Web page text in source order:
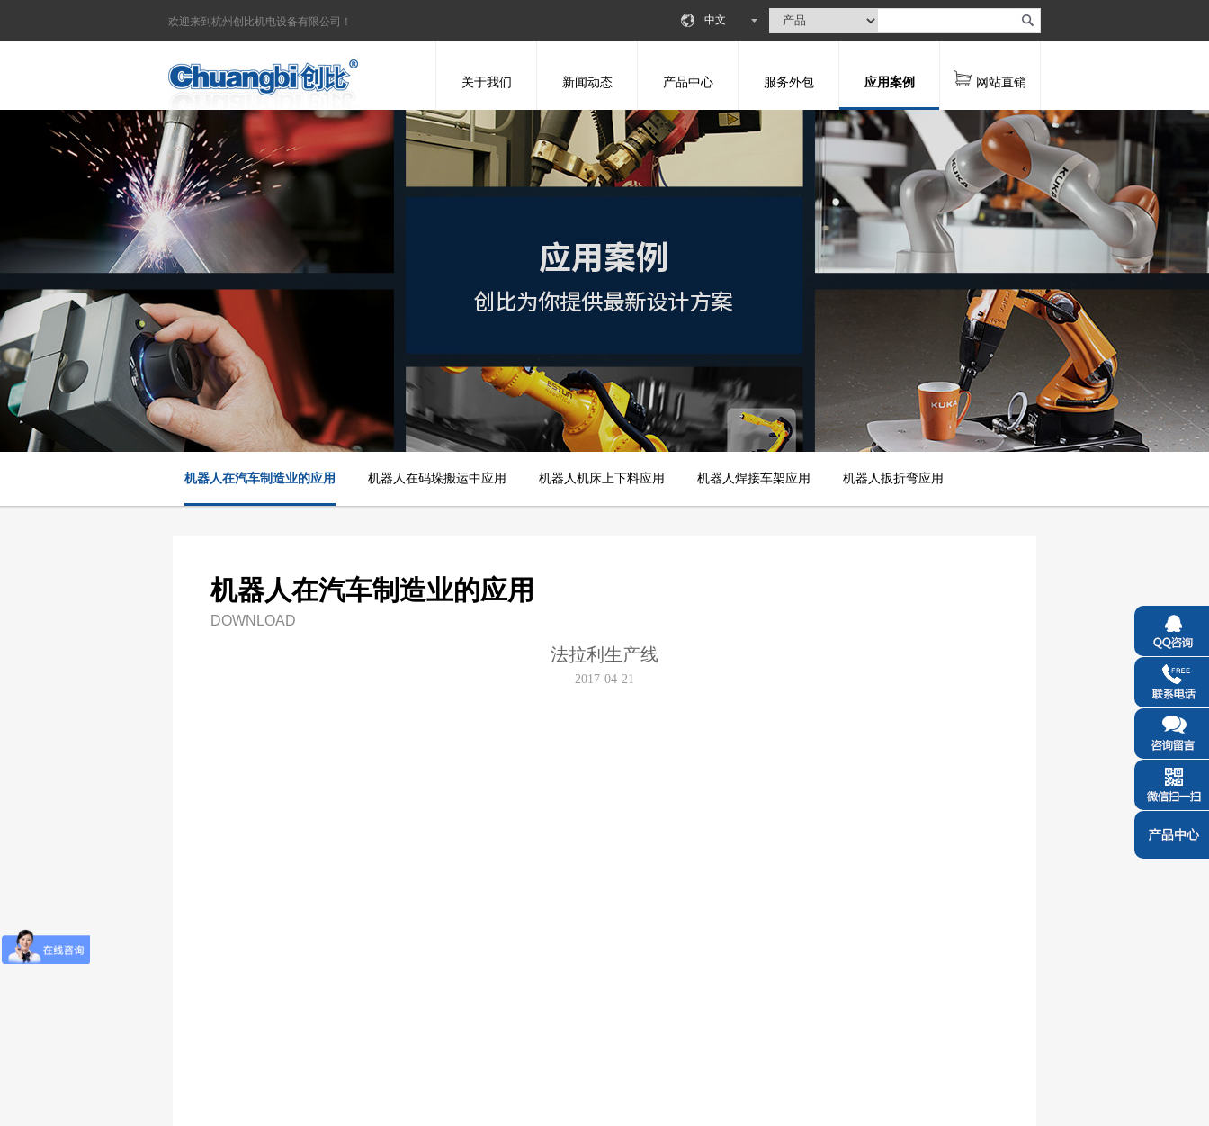
欢迎来到杭州创比机电设备有限公司！ 中文
关于我们 新闻动态 产品中心 服务外包 应用案例 网站直销
机器人在汽车制造业的应用 机器人在码垛搬运中应用 机器人机床上下料应用 机器人焊接车架应用 机器人扳折弯应用
机器人在汽车制造业的应用
DOWNLOAD
法拉利生产线
2017-04-21